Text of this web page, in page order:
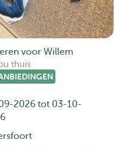
voor Willem
thuis
2026 tot 03-10-